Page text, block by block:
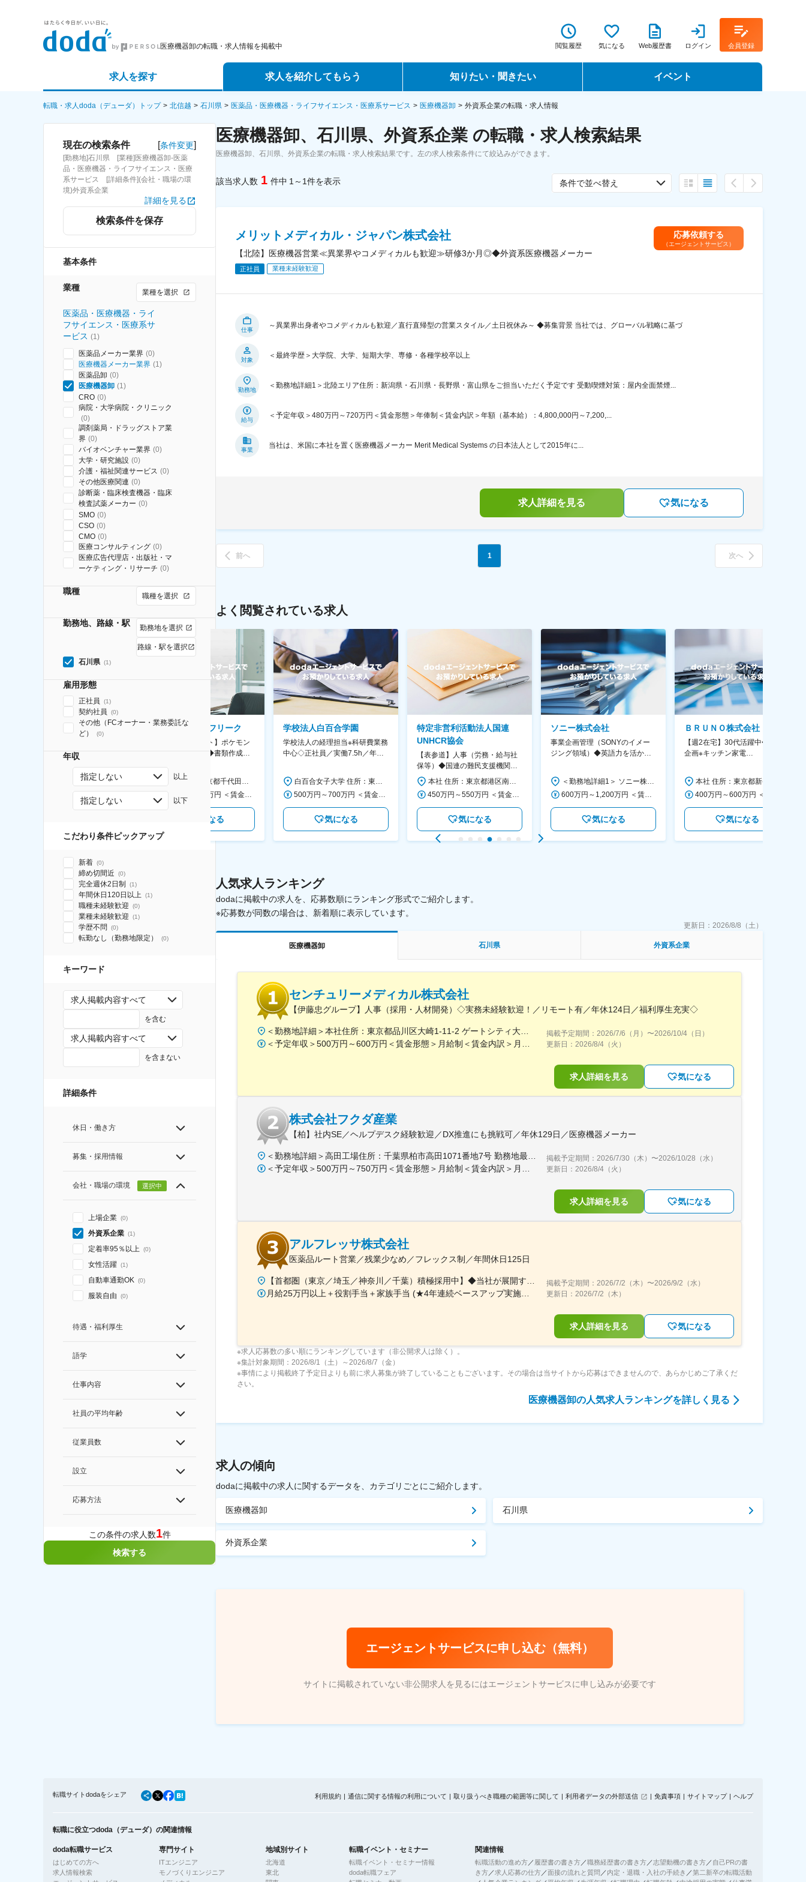
医療機器卸の転職・求人情報を掲載中 閲覧履歴 気になる Web履歴書 ログイン 会員登録
求人を探す
詳細条件から探す
求人特集から探す
求人を紹介してもらう
エージェントサービス
スカウトサービス
知りたい・聞きたい
転職ノウハウ
データで見る転職
イベント
転職フェア
転職・求人doda（デューダ）トップ 北信越 石川県 医薬品・医療機器・ライフサイエンス・医療系サービス 医療機器卸 外資系企業の転職・求人情報
現在の検索条件 [条件変更]
[勤務地]石川県 [業種]医療機器卸-医薬
品・医療機器・ライフサイエンス・医療
系サービス [詳細条件](会社・職場の環
境)外資系企業
詳細を見る
検索条件を保存
基本条件
業種 業種を選択
医薬品・医療機器・ライ
フサイエンス・医療系サ
ービス (1)
医薬品メーカー業界 (0)
医療機器メーカー業界 (1)
医薬品卸 (0)
医療機器卸 (1)
CRO (0)
病院・大学病院・クリニック
(0)
調剤薬局・ドラッグストア業
界 (0)
バイオベンチャー業界 (0)
大学・研究施設 (0)
介護・福祉関連サービス (0)
その他医療関連 (0)
診断薬・臨床検査機器・臨床
検査試薬メーカー (0)
SMO (0)
CSO (0)
CMO (0)
医療コンサルティング (0)
医療広告代理店・出版社・マ
ーケティング・リサーチ (0)
職種 職種を選択
勤務地、路線・駅 勤務地を選択
路線・駅を選択
石川県 (1)
雇用形態
正社員 (1)
契約社員 (0)
その他（FCオーナー・業務委託な
ど）
(0)
年収
指定しない 以上
指定しない 以下
こだわり条件ピックアップ
新着 (0)
締め切間近 (0)
完全週休2日制 (1)
年間休日120日以上 (1)
職種未経験歓迎 (0)
業種未経験歓迎 (1)
学歴不問 (0)
転勤なし（勤務地限定） (0)
キーワード
求人掲載内容すべて
を含む
求人掲載内容すべて
を含まない
詳細条件
休日・働き方
募集・採用情報
会社・職場の環境 選択中
上場企業 (0)
外資系企業 (1)
定着率95％以上 (0)
女性活躍 (1)
自動車通勤OK (0)
服装自由 (0)
待遇・福利厚生
語学
仕事内容
社員の平均年齢
従業員数
設立
応募方法
この条件の求人数1件
検索する
医療機器卸、石川県、外資系企業 の転職・求人検索結果
医療機器卸、石川県、外資系企業の転職・求人検索結果です。左の求人検索条件にて絞込みができます。
該当求人数 1 件中 1～1件を表示 条件で並べ替え
メリットメディカル・ジャパン株式会社
【北陸】医療機器営業≪異業界やコメディカルも歓迎≫研修3か月◎◆外資系医療機器メーカー
正社員 業種未経験歓迎
応募依頼する
（エージェントサービス）
仕事
～異業界出身者やコメディカルも歓迎／直行直帰型の営業スタイル／土日祝休み～ ◆募集背景 当社では、グローバル戦略に基づ
対象
＜最終学歴＞大学院、大学、短期大学、専修・各種学校卒以上
勤務地
＜勤務地詳細1＞北陸エリア住所：新潟県・石川県・長野県・富山県をご担当いただく予定です 受動喫煙対策：屋内全面禁煙...
給与
＜予定年収＞480万円～720万円＜賃金形態＞年俸制＜賃金内訳＞年額（基本給）：4,800,000円～7,200,...
事業
当社は、米国に本社を置く医療機器メーカー Merit Medical Systems の日本法人として2015年に...
求人詳細を見る 気になる
前へ 1 次へ
よく閲覧されている求人
務・事務担当～開発部材の発注
AGC横浜テクニカルセンター 住所：神奈川県横浜市鶴見区末広町1-1 勤務地最寄駅：JR線／弁天橋駅 受動喫煙対策：敷地内喫煙可能場所あり 変更の範囲：無
400万円～550万円 ＜賃金形態＞ 月給制 固定給＋業績給 ＜賃金内訳＞ 月額（基本給）：230,000円～280,000円 ＜月給＞ 230,000円～280,000円 ＜昇給有無＞ 有 ＜残業手当＞ 有 ＜給与補足＞ ※上記はあくまで最低保証額です。実際にはこれまでの経験やスキルを考慮の上、決定します。 年収には残業代は含めておりません。 ■昇給：年1回 ■賞与：年2回 賃金はあくまでも目安の金額であり、選考を通じて上下する可能性があります。 月給(月額)は固定手当を含めた表記です。
株式会社ゲームフリーク
【庶務アシスタント】ポケモン
シリーズ開発企業◆書類作成・
食事補助あり◎
気になる
学校法人白百合学園
学校法人の経理担当※科研費業務
中心◇正社員／実働7.5h／年休
気になる
特定非営利活動法人国連
UNHCR協会
【表参道】人事（労務・給与社
保等）◆国連の難民支援機関の
活動を支える日本公式支援窓口
◆正職員登用前提
気になる
ソニー株式会社
事業企画管理（SONYのイメー
ジング領域）◆英語力を活か
気になる
ＢＲＵＮＯ株式会社
【週2在宅】30代活躍中◆商品
企画※キッチン家電
気になる
人気求人ランキング
dodaに掲載中の求人を、応募数順にランキング形式でご紹介します。
※応募数が同数の場合は、新着順に表示しています。
更新日： 2026/8/8（土）
医療機器卸 石川県 外資系企業
センチュリーメディカル株式会社
【伊藤忠グループ】人事（採用・人材開発）◇実務未経験歓迎！／リモート有／年休124日／福利厚生充実◇
掲載予定期間： 2026/7/6（月） 〜2026/10/4（日）
更新日： 2026/8/4（火）
求人詳細を見る 気になる
株式会社フクダ産業
【柏】社内SE／ヘルプデスク経験歓迎／DX推進にも挑戦可／年休129日／医療機器メーカー
掲載予定期間： 2026/7/30（木） 〜2026/10/28（水）
更新日： 2026/8/4（火）
求人詳細を見る 気になる
アルフレッサ株式会社
医薬品ルート営業／残業少なめ／フレックス制／年間休日125日
掲載予定期間： 2026/7/2（木） 〜2026/9/2（水）
更新日： 2026/7/2（木）
求人詳細を見る 気になる
※求人応募数の多い順にランキングしています（非公開求人は除く）。
※集計対象期間：2026/8/1（土）～2026/8/7（金）
※事情により掲載終了予定日よりも前に求人募集が終了していることもございます。その場合は当サイトから応募はできませんので、あらかじめご了承くだ
さい。
医療機器卸の人気求人ランキングを詳しく見る
求人の傾向
dodaに掲載中の求人に関するデータを、カテゴリごとにご紹介します。
医療機器卸 石川県
外資系企業
エージェントサービスに申し込む（無料）
サイトに掲載されていない非公開求人を見るにはエージェントサービスに申し込みが必要です
転職サイトdodaをシェア 利用規約 通信に関する情報の利用について 取り扱うべき職種の範囲等に関して 利用者データの外部送信 免責事項 サイトマップ ヘルプ
転職に役立つdoda（デューダ）の関連情報
doda転職サービス
はじめての方へ
求人情報検索
専門サイト
ITエンジニア
モノづくりエンジニア
地域別サイト
北海道
東北
転職イベント・セミナー
転職イベント・セミナー情報
doda転職フェア
関連情報
転職活動の進め方 ／ 履歴書の書き方 ／職務経歴書の書き方 ／志望動機の書き方 ／ 自己PRの書
き方 ／求人応募の仕方 ／面接の流れと質問 ／ 内定・退職・入社の手続き ／第二新卒の転職活動